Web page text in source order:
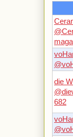
die
682